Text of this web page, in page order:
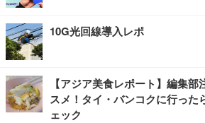
10G光回線導入レポ
【アジア美食レポート】編集
スメ！タイ・バンコクに行った
ェック